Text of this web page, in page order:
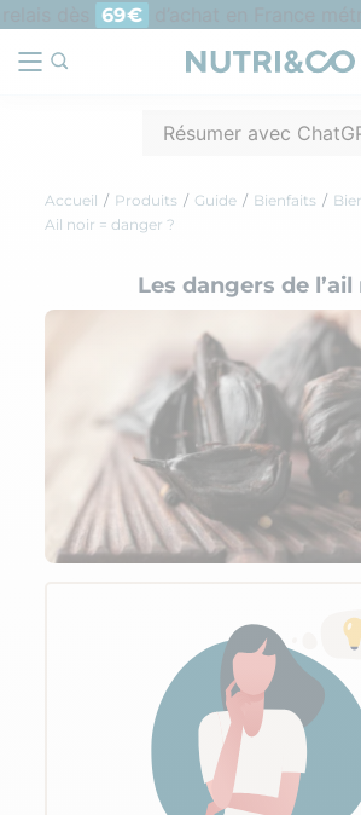
69€ d’achat en France
Résumer avec
Accueil Produits Guide Bienfaits
Ail noir = danger ?
Les dangers de